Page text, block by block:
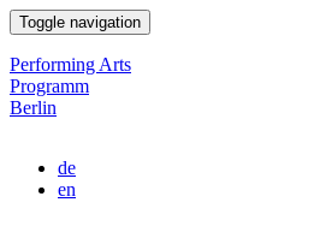
Direkt
zum
Inhalt
Toggle navigation
Performing Arts
Programm
Berlin
de
en